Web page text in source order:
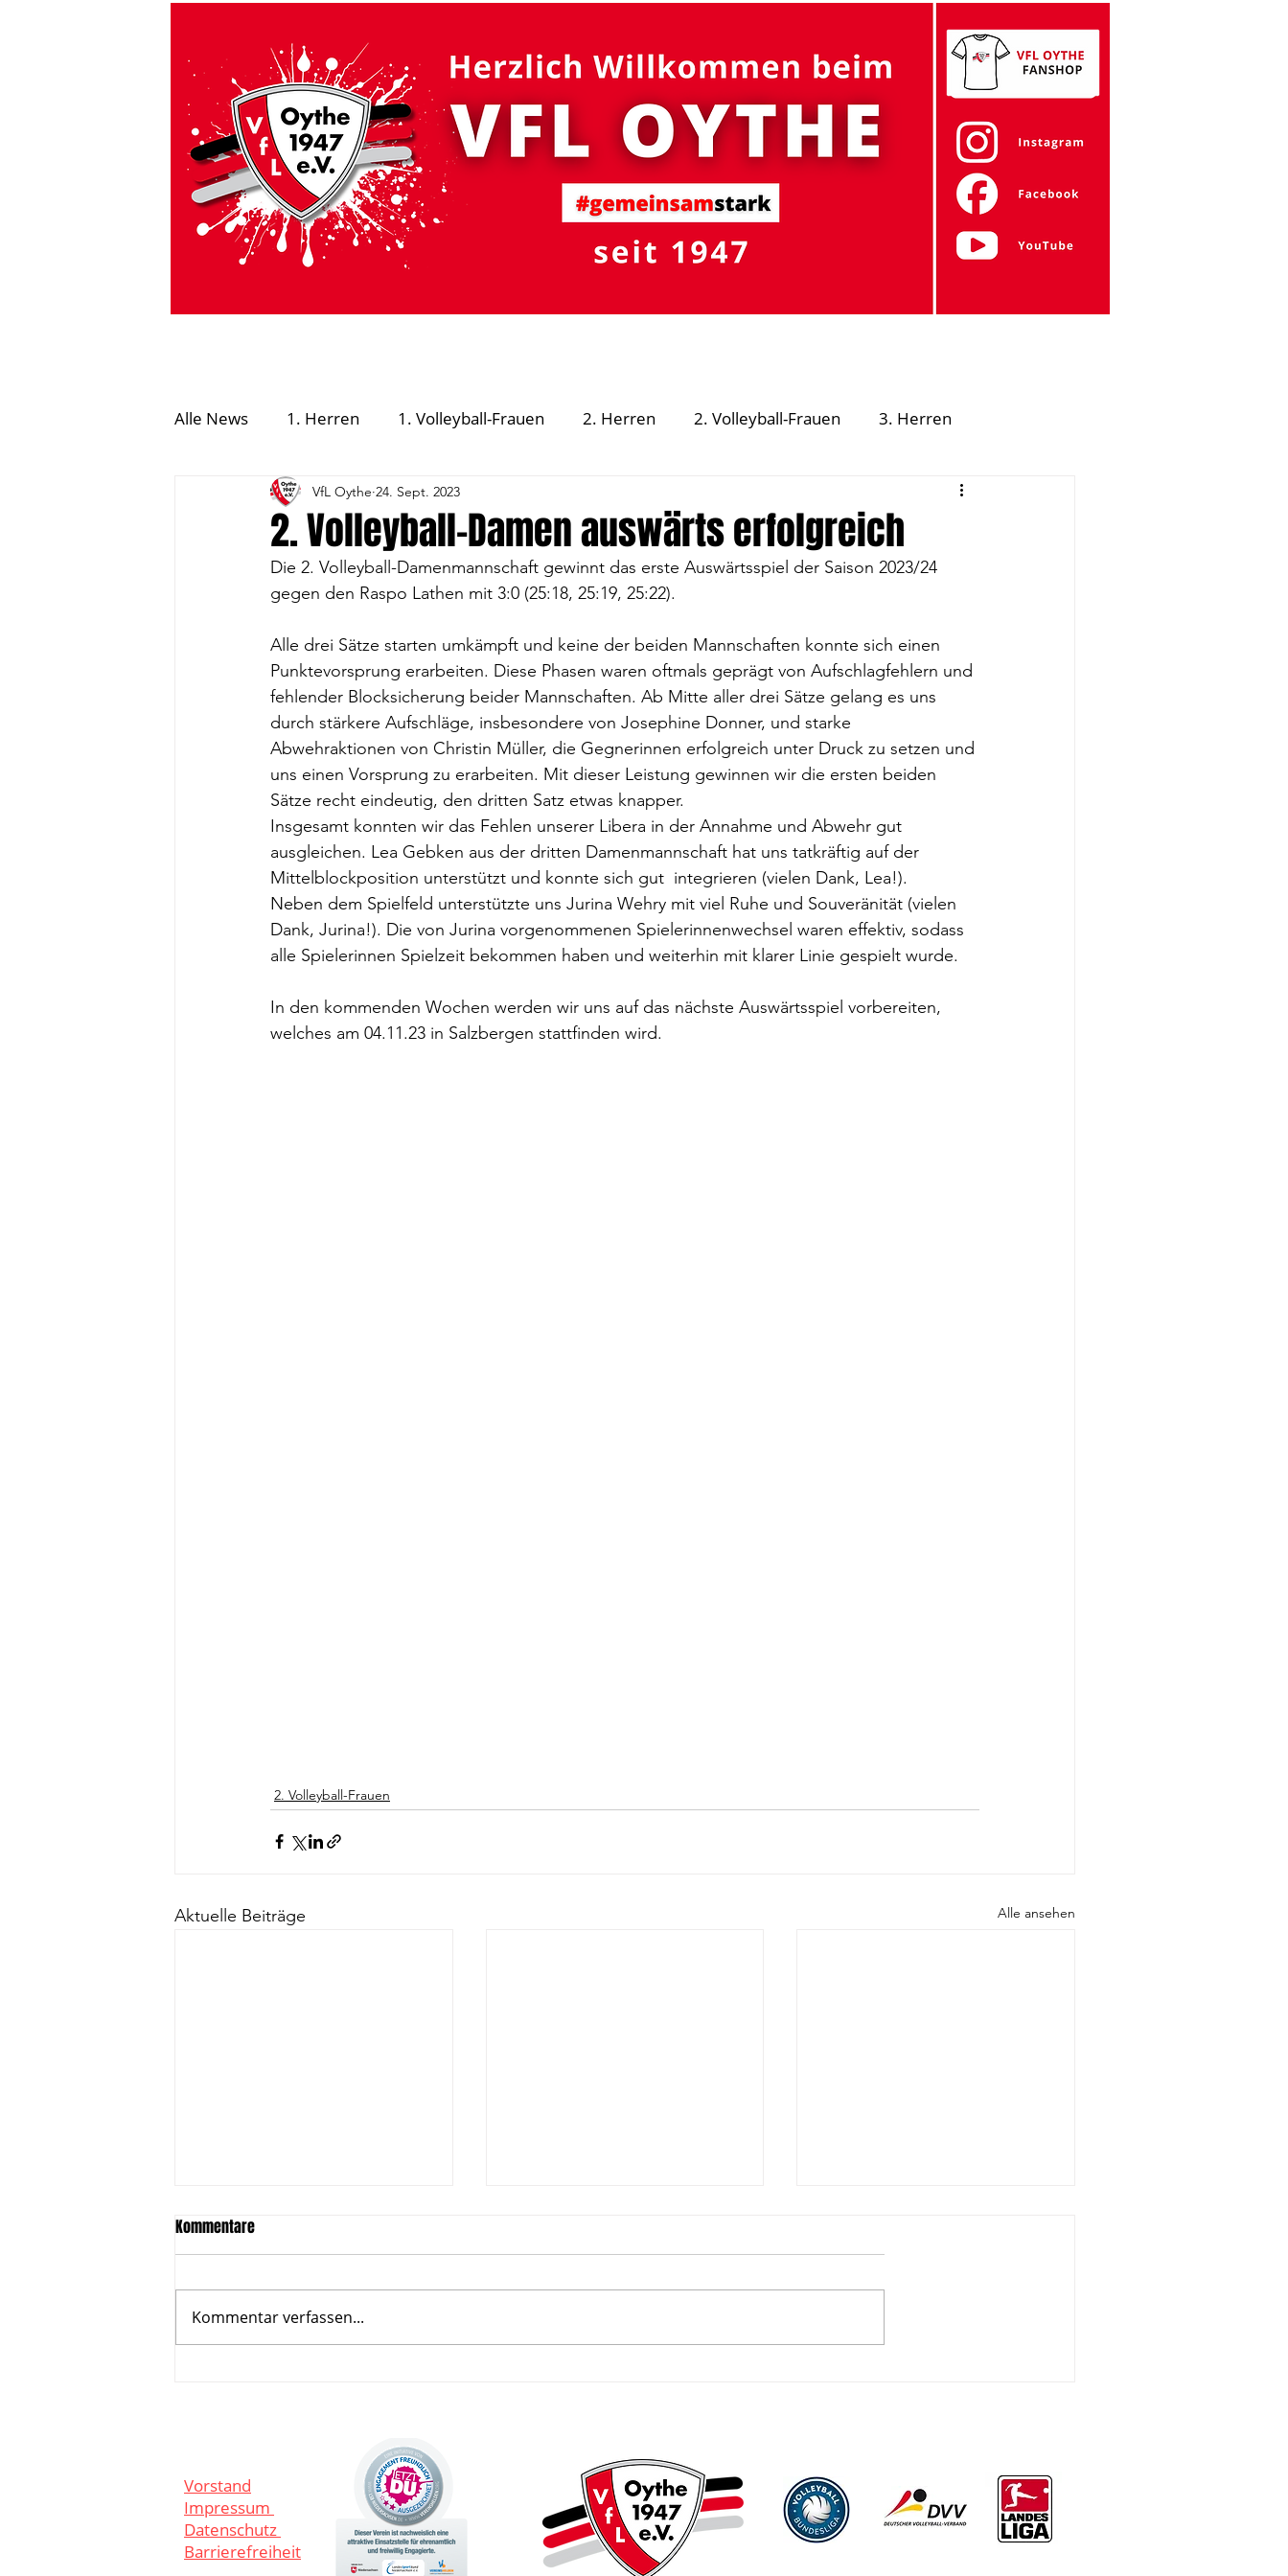
Alle News 1. Herren 1. Volleyball-Frauen 2. Herren 2. Volleyball-Frauen 3. Herren
3. Volleyball-Frauen 4. Herren
1. A-Jugend 1. B- Jugend 1. C- Jugend Alte Herren Gymnastik Turnen
Gesundheitssport Vorstand 1. Fußball Frauen Volleyball Jugend Volleyball U14
DFB-Fussball-Abzeichen Kindergartengruppe Fußball Jugend
2. Volleyball-Damen auswärts erfolgreich
VfL Oythe 24. Sept. 2023
Die 2. Volleyball-Damenmannschaft gewinnt das erste Auswärtsspiel der Saison 2023/24
gegen den Raspo Lathen mit 3:0 (25:18, 25:19, 25:22).
Alle drei Sätze starten umkämpft und keine der beiden Mannschaften konnte sich einen
Punktevorsprung erarbeiten. Diese Phasen waren oftmals geprägt von Aufschlagfehlern und
fehlender Blocksicherung beider Mannschaften. Ab Mitte aller drei Sätze gelang es uns
durch stärkere Aufschläge, insbesondere von Josephine Donner, und starke
Abwehraktionen von Christin Müller, die Gegnerinnen erfolgreich unter Druck zu setzen und
uns einen Vorsprung zu erarbeiten. Mit dieser Leistung gewinnen wir die ersten beiden
Sätze recht eindeutig, den dritten Satz etwas knapper.
Insgesamt konnten wir das Fehlen unserer Libera in der Annahme und Abwehr gut
ausgleichen. Lea Gebken aus der dritten Damenmannschaft hat uns tatkräftig auf der
Mittelblockposition unterstützt und konnte sich gut  integrieren (vielen Dank, Lea!).
Neben dem Spielfeld unterstützte uns Jurina Wehry mit viel Ruhe und Souveränität (vielen
Dank, Jurina!). Die von Jurina vorgenommenen Spielerinnenwechsel waren effektiv, sodass
alle Spielerinnen Spielzeit bekommen haben und weiterhin mit klarer Linie gespielt wurde.
In den kommenden Wochen werden wir uns auf das nächste Auswärtsspiel vorbereiten,
welches am 04.11.23 in Salzbergen stattfinden wird.
2. Volleyball-Frauen
Aktuelle Beiträge Alle ansehen
Kommentare
Kommentar verfassen...
Vorstand
Impressum
Datenschutz
Barrierefreiheit